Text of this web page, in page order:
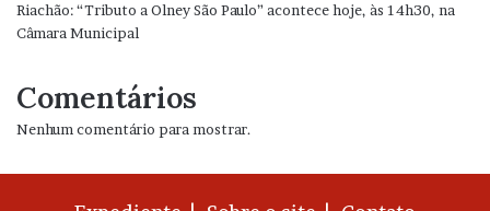
Riachão: “Tributo a Olney São Paulo” acontece hoje, às 14h30, na
Câmara Municipal
Comentários
Nenhum comentário para mostrar.